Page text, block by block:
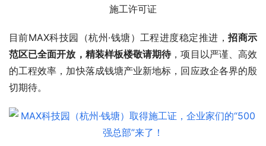
施工许可证
目前MAX科技园（杭州·钱塘）工程进度稳定推进，招商示
范区已全面开放， 精装样板楼敬请期待，项目以严谨、高效
的工程效率，加快落成钱塘产业新地标，回应政企各界的殷
切期待。